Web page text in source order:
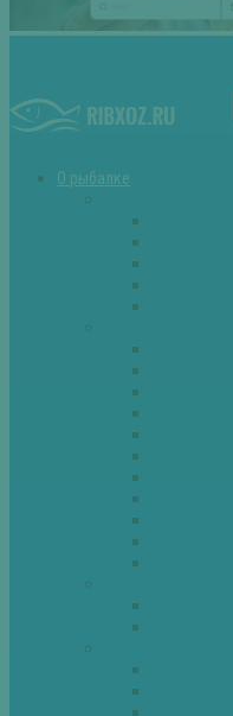
О рыбалке